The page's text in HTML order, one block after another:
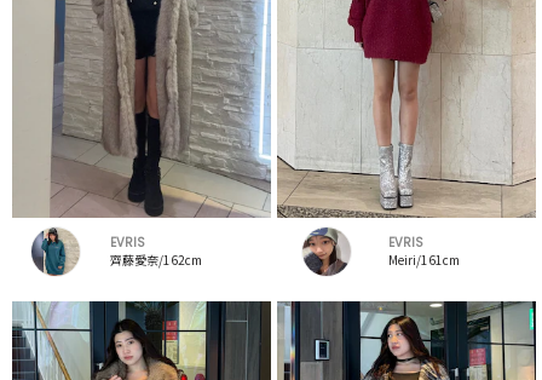
EVRIS
齊藤愛奈/162cm
EVRIS
Meiri/161cm